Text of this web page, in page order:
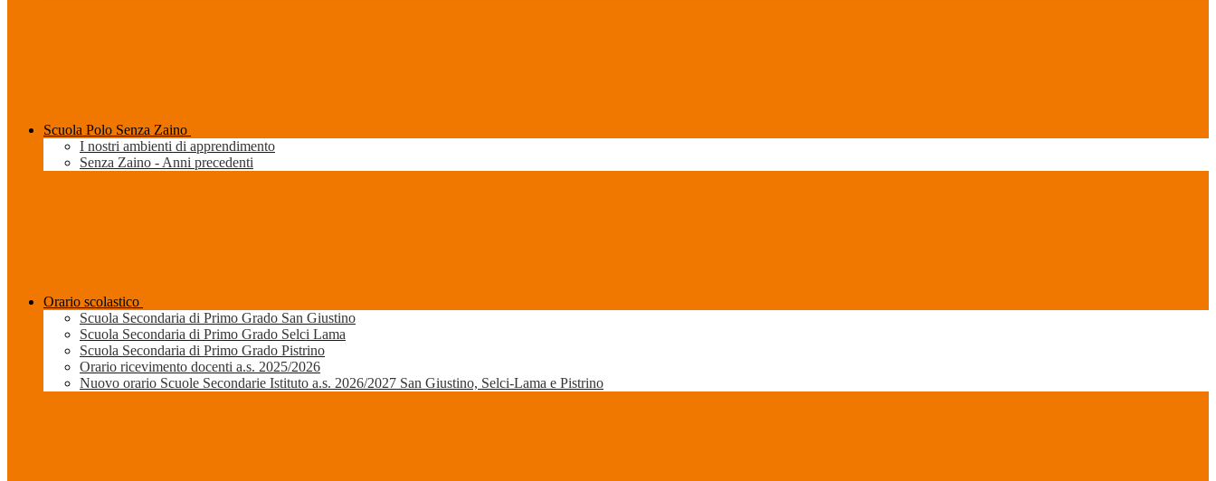
Scuola Polo Senza Zaino
I nostri ambienti di apprendimento
Senza Zaino - Anni precedenti
Orario scolastico
Scuola Secondaria di Primo Grado San Giustino
Scuola Secondaria di Primo Grado Selci Lama
Scuola Secondaria di Primo Grado Pistrino
Orario ricevimento docenti a.s. 2025/2026
Nuovo orario Scuole Secondarie Istituto a.s. 2026/2027 San Giustino, Selci-Lama e Pistrino